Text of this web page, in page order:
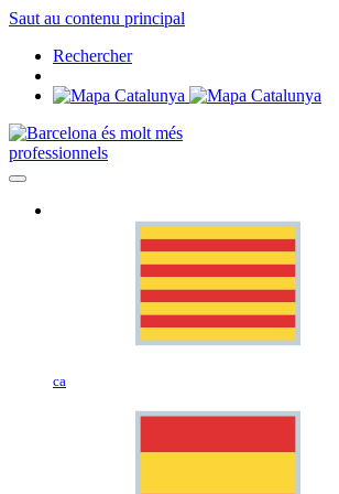
Saut au contenu principal
Rechercher
professionnels
ca